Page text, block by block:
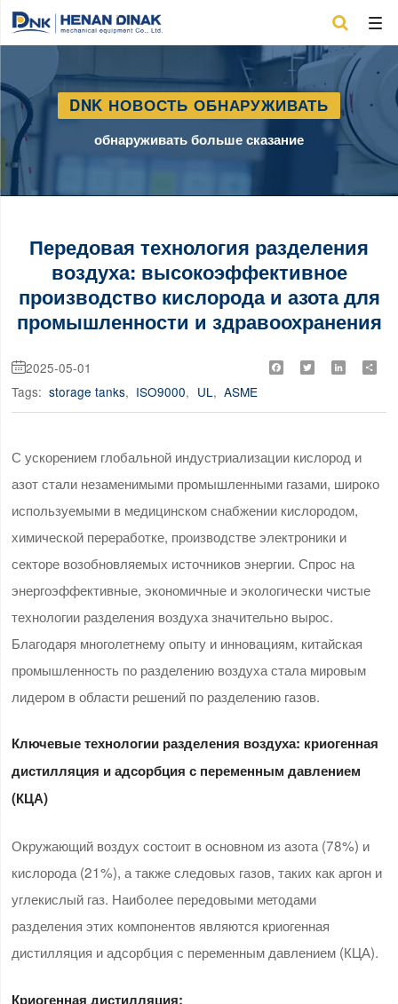

DNK НОВОСТЬ ОБНАРУЖИВАТЬ
обнаруживать больше сказание
Передовая технология разделения
воздуха: высокоэффективное
производство кислорода и азота для
промышленности и здравоохранения
2025-05-01
Tags: storage tanks, ISO9000, UL, ASME
Facebook Twitter LinkedIn
С ускорением глобальной индустриализации кислород и
азот стали незаменимыми промышленными газами, широко
используемыми в медицинском снабжении кислородом,
химической переработке, производстве электроники и
секторе возобновляемых источников энергии. Спрос на
энергоэффективные, экономичные и экологически чистые
технологии разделения воздуха значительно вырос.
Благодаря многолетнему опыту и инновациям, китайская
промышленность по разделению воздуха стала мировым
лидером в области решений по разделению газов.
Ключевые технологии разделения воздуха: криогенная
дистилляция и адсорбция с переменным давлением
(КЦА)
Окружающий воздух состоит в основном из азота (78%) и
кислорода (21%), а также следовых газов, таких как аргон и
углекислый газ. Наиболее передовыми методами
разделения этих компонентов являются криогенная
дистилляция и адсорбция с переменным давлением (КЦА).
Криогенная дистилляция: